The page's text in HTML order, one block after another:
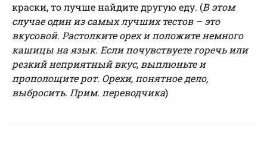
краски, то лучше найдите другую еду. (В этом
случае один из самых лучших тестов – это
вкусовой. Растолките орех и положите немного
кашицы на язык. Если почувствуете горечь или
резкий неприятный вкус, выплюньте и
прополощите рот. Орехи, понятное дело,
выбросить. Прим. переводчика)